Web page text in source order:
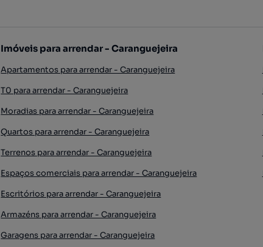
Imóveis para arrendar - Caranguejeira
Apartamentos para arrendar - Caranguejeira
T0 para arrendar - Caranguejeira
Moradias para arrendar - Caranguejeira
Quartos para arrendar - Caranguejeira
Terrenos para arrendar - Caranguejeira
Espaços comerciais para arrendar - Caranguejeira
Escritórios para arrendar - Caranguejeira
Armazéns para arrendar - Caranguejeira
Garagens para arrendar - Caranguejeira